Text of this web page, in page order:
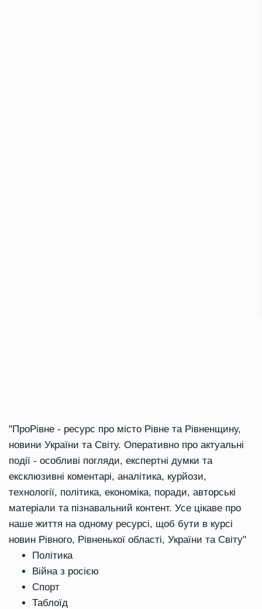
"ПроРівне - ресурс про місто Рівне та Рівненщину,
новини України та Світу. Оперативно про актуальні
події - особливі погляди, експертні думки та
ексклюзивні коментарі, аналітика, курйози,
технології, політика, економіка, поради, авторські
матеріали та пізнавальний контент. Усе цікаве про
наше життя на одному ресурсі, щоб бути в курсі
новин Рівного, Рівненької області, України та Світу"
Політика
Війна з росією
Спорт
Таблоїд